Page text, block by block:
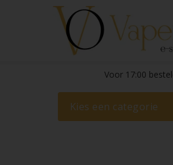
Voor 17:00
Kies een categorie